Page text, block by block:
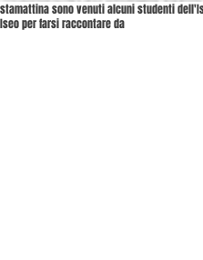
stamattina sono venuti alcuni studenti
Iseo per farsi raccontare da